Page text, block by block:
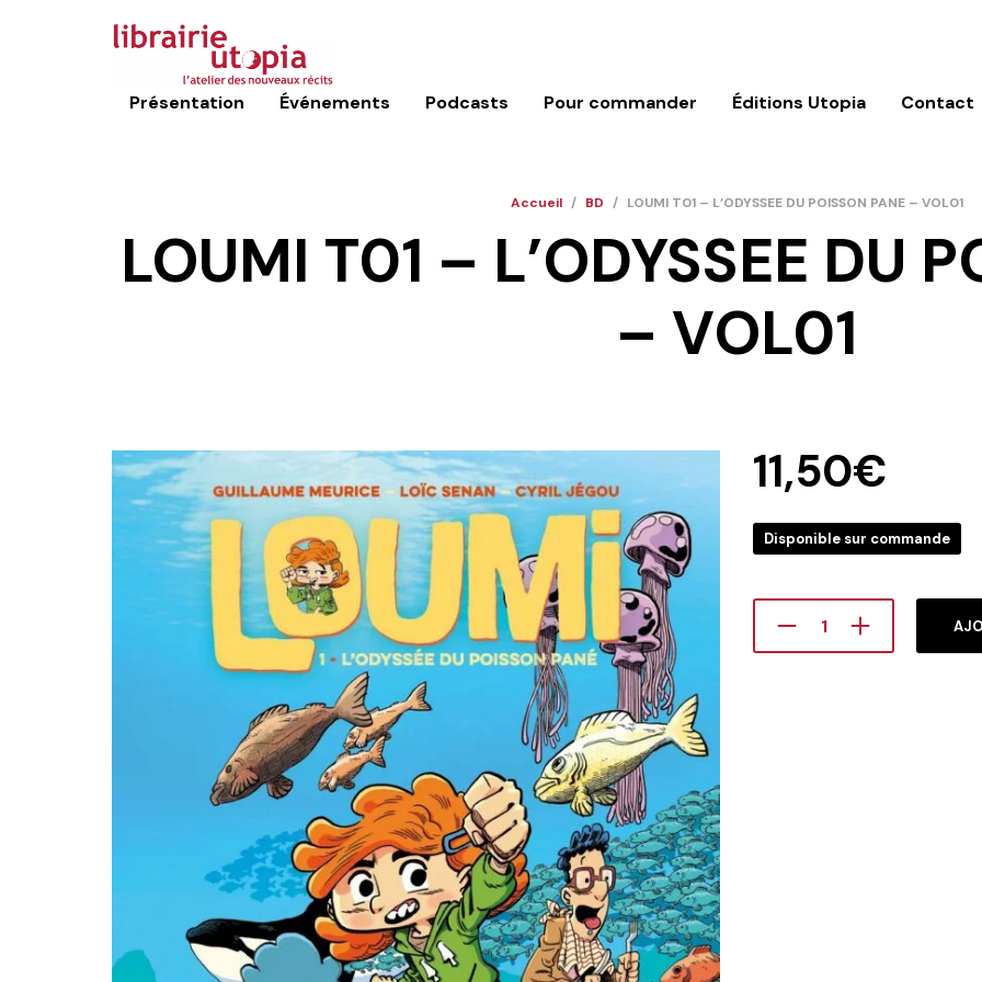
Présentation Événements Podcasts Pour commander Éditions Utopia Contact
Accueil / BD / LOUMI T01 – L’ODYSSEE DU POISSON PANE – VOL01
LOUMI T01 – L’ODYSSEE DU
– VOL01
11,50€
Disponible sur commande